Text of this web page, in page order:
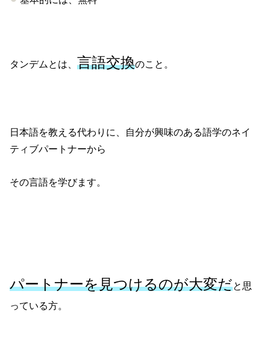
タンデムとは、言語交換のこと。
日本語を教える代わりに、自分が興味のある語学のネイ
ティブパートナーから
その言語を学びます。
パートナーを見つけるのが大変だと思
っている方。